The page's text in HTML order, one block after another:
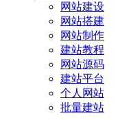
网站建设
网站搭建
网站制作
建站教程
网站源码
建站平台
个人网站
批量建站